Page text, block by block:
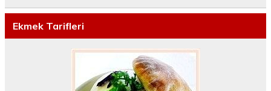
Ekmek Tarifleri